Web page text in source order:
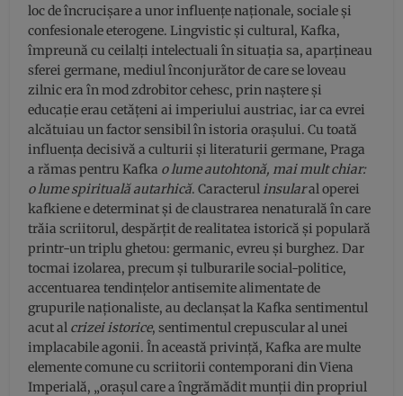
loc de încrucișare a unor influențe naționale, sociale și
confesionale eterogene. Lingvistic și cultural, Kafka,
împreună cu ceilalți intelectuali în situația sa, aparțineau
sferei germane, mediul înconjurător de care se loveau
zilnic era în mod zdrobitor cehesc, prin naștere și
educație erau cetățeni ai imperiului austriac, iar ca evrei
alcătuiau un factor sensibil în istoria orașului. Cu toată
influența decisivă a culturii și literaturii germane, Praga
a rămas pentru Kafka o lume autohtonă, mai mult chiar:
o lume spirituală autarhică. Caracterulinsularal operei
kafkiene e determinat și de claustrarea nenaturală în care
trăia scriitorul, despărțit de realitatea istorică și populară
printr-un triplu ghetou: germanic, evreu și burghez. Dar
tocmai izolarea, precum și tulburarile social-politice,
accentuarea tendințelor antisemite alimentate de
grupurile naționaliste, au declanșat la Kafka sentimentul
acut al crizei istorice, sentimentul crepuscular al unei
implacabile agonii. În această privință, Kafka are multe
elemente comune cu scriitorii contemporani din Viena
Imperială, „orașul care a îngrămădit munții din propriul